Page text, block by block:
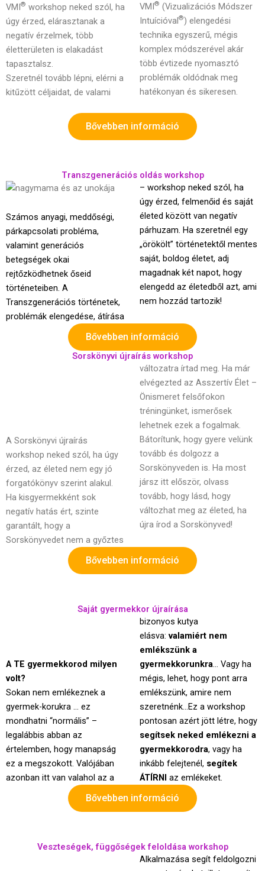
VMI® workshop neked szól, ha
úgy érzed, elárasztanak a
negatív érzelmek, több
életterületen is elakadást
tapasztalsz.
Szeretnél tovább lépni, elérni a
kitűzött céljaidat, de valami
VMI® (Vizualizációs Módszer
Intuícióval®) elengedési
technika egyszerű, mégis
komplex módszerével akár
több évtizede nyomasztó
problémák oldódnak meg
hatékonyan és sikeresen.
Bővebben információ
Transzgenerációs oldás workshop
Számos anyagi, meddőségi,
párkapcsolati probléma,
valamint generációs
betegségek okai
rejtőzködhetnek őseid
történeteiben. A
Transzgenerációs történetek,
problémák elengedése, átírása
– workshop neked szól, ha
úgy érzed, felmenőid és saját
életed között van negatív
párhuzam. Ha szeretnél egy
„örökölt” történetektől mentes
saját, boldog életet, adj
magadnak két napot, hogy
elengedd az életedből azt, ami
nem hozzád tartozik!
Bővebben információ
Sorskönyvi újraírás workshop
A Sorskönyvi újraírás
workshop neked szól, ha úgy
érzed, az életed nem egy jó
forgatókönyv szerint alakul.
Ha kisgyermekként sok
negatív hatás ért, szinte
garantált, hogy a
Sorskönyvedet nem a győztes
változatra írtad meg. Ha már
elvégezted az Asszertív Élet –
Önismeret felsőfokon
tréningünket, ismerősek
lehetnek ezek a fogalmak.
Bátorítunk, hogy gyere velünk
tovább és dolgozz a
Sorskönyveden is. Ha most
jársz itt először, olvass
tovább, hogy lásd, hogy
változhat meg az életed, ha
újra írod a Sorskönyved!
Bővebben információ
Saját gyermekkor újraírása
A TE gyermekkorod milyen
volt?
Sokan nem emlékeznek a
gyermek-korukra … ez
mondhatni “normális” –
legalábbis abban az
értelemben, hogy manapság
ez a megszokott. Valójában
azonban itt van valahol az a
bizonyos kutya
elásva: valamiért nem
emlékszünk a
gyermekkorunkra… Vagy ha
mégis, lehet, hogy pont arra
emlékszünk, amire nem
szeretnénk…Ez a workshop
pontosan azért jött létre, hogy
segítsek neked emlékezni a
gyermekkorodra, vagy ha
inkább felejtenél, segítek
ÁTÍRNI az emlékeket.
Bővebben információ
Veszteségek, függőségek feloldása workshop
Alkalmazása segít feldolgozni